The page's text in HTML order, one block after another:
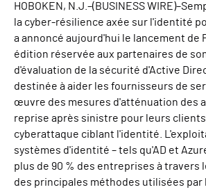
HOBOKEN, N.J.–(BUSINESS
la cyber-résilience axée sur l'identité
a annoncé aujourd'hui le lancement de
édition réservée aux partenaires de
d'évaluation de la sécurité d'Active
destinée à aider les fournisseurs de
œuvre des mesures d'atténuation des
reprise après sinistre pour leurs clients
cyberattaque ciblant l'identité.
systèmes d'identité – tels qu'AD et
plus de 90 % des entreprises à travers
des principales méthodes utilisées par